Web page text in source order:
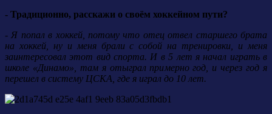
- Традиционно, расскажи о своём хоккейном пути?
- Я попал в хоккей, потому что отец отвел старшего брата
на хоккей, ну и меня брали с собой на тренировки, и меня
заинтересовал этот вид спорта. И в 5 лет я начал играть в
школе «Динамо», там я отыграл примерно год, и через год я
перешел в систему ЦСКА, где я играл до 10 лет.